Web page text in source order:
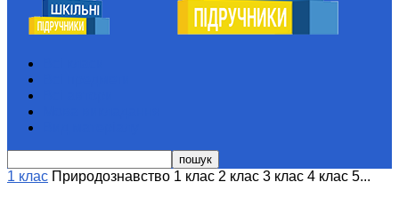
1 клас Природознавство 1 клас 2 клас 3 клас 4 клас 5...